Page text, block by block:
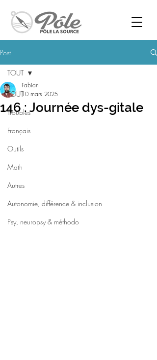
Post
TOUT
Troubles
Français
Outils
Math
Autres
Autonomie, différence & inclusion
Psy, neuropsy & méthodo
TOUT
146 : Journée dys-gitale
Fabian
10 mars 2025